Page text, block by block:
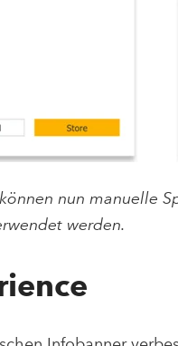
nun manuelle
werden.